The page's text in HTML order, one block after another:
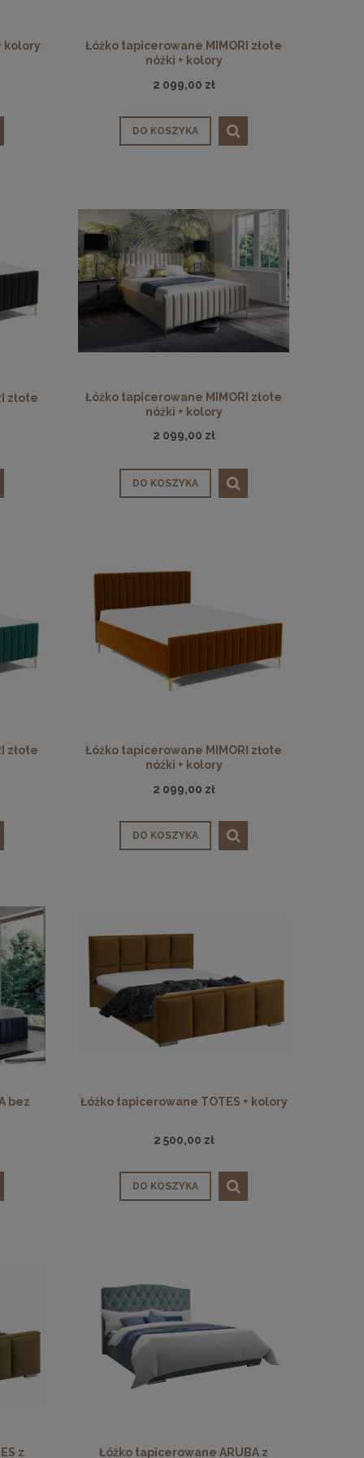
Panele ścienne tapicerowane 70 x 30
cm + kolory
DO KOSZYKA
Lampa wisząca CHIC-1 biało złota, 20
kolory
Łóżko tapicerowane MIMORI złote
nóżki + kolory
2 099,00 zł
DO KOSZYKA
złote
Łóżko tapicerowane MIMORI złote
nóżki + kolory
2 099,00 zł
DO KOSZYKA
złote
Łóżko tapicerowane MIMORI złote
nóżki + kolory
2 099,00 zł
DO KOSZYKA
bez
Łóżko tapicerowane TOTES + kolory
2 500,00 zł
DO KOSZYKA
z Łóżko tapicerowane ARUBA z